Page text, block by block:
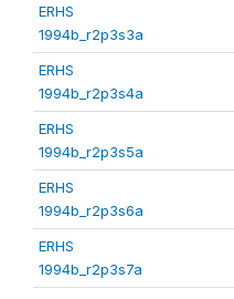
ERHS
1994b_r2p3s3a
ERHS
1994b_r2p3s4a
ERHS
1994b_r2p3s5a
ERHS
1994b_r2p3s6a
ERHS
1994b_r2p3s7a